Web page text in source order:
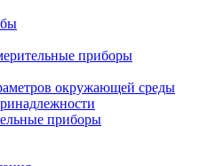
приборы
окружающей среды
приборы